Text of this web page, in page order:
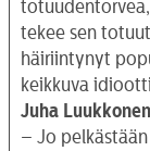
tekee sen
häiriintynyt
keikkuva
Juha Luukkonen
– Jo